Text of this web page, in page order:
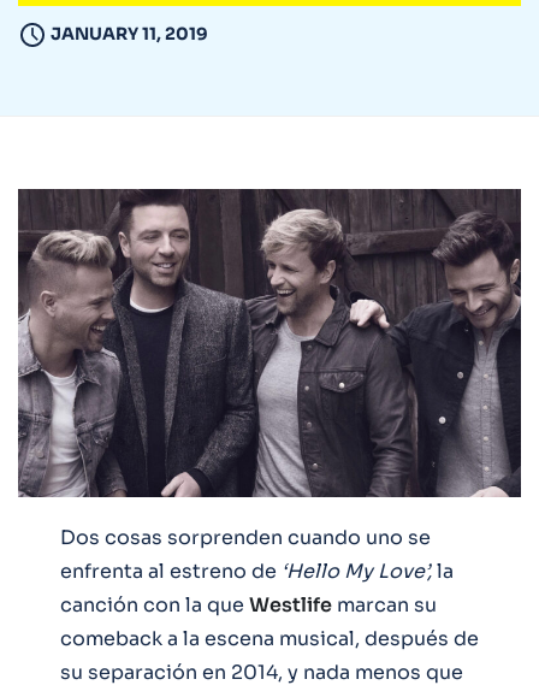
JANUARY 11, 2019
Dos cosas sorprenden cuando uno se
enfrenta al estreno de ‘Hello My Love’,la
canción con la que Westlife marcan su
comeback a la escena musical, después de
su separación en 2014, y nada menos que